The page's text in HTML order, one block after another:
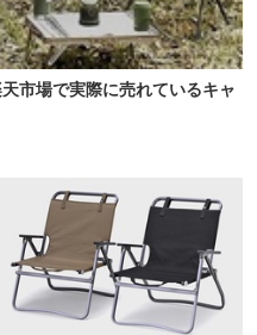
市場で実際に売れているキャ